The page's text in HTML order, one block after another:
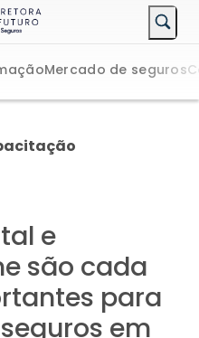
Mercado de seguros
e
são cada
para
em